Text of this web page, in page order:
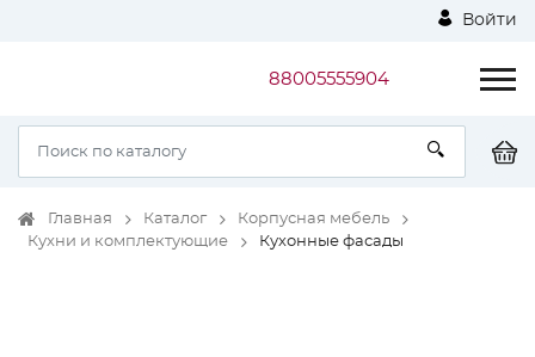
Войти
88005555904
Главная Каталог
Корпусная мебель
Кухни и комплектующие
Кухонные фасады